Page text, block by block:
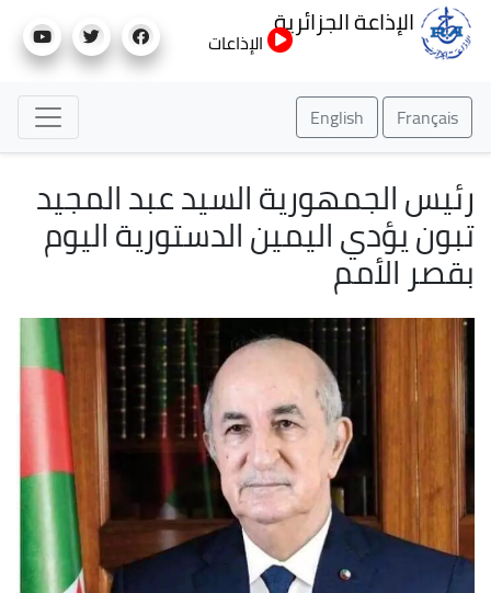
إلى
الإذاعة الجزائرية
الإذاعات
Français
English
رئيس الجمهورية السيد عبد المجيد
تبون يؤدي اليمين الدستورية اليوم
بقصر الأمم